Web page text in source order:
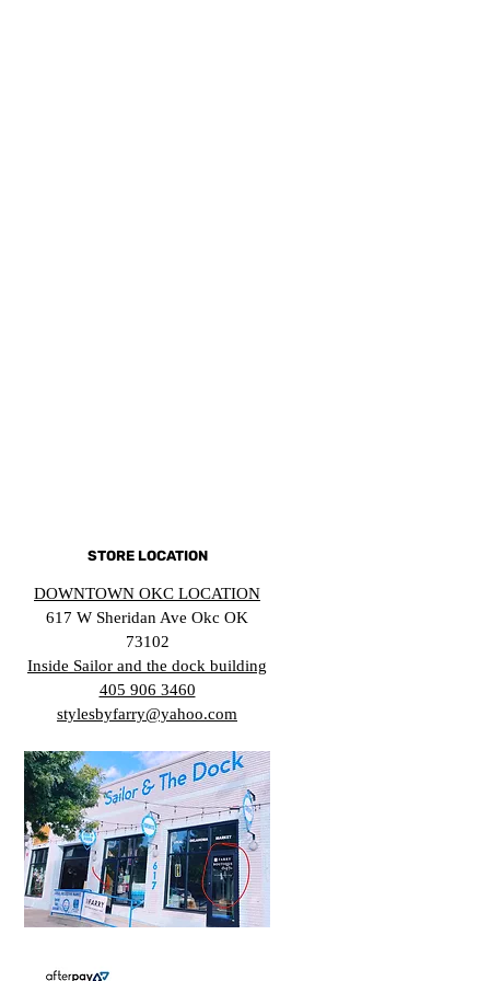
STORE LOCATION
DOWNTOWN OKC LOCATION
617 W Sheridan Ave Okc OK
73102
Inside Sailor and the dock building
405 906 3460
stylesbyfarry@yahoo.com